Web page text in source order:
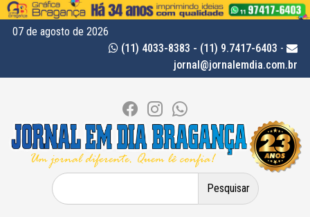
07 de agosto de 2026
(11) 4033-8383 - (11) 9.7417-6403 -
jornal@jornalemdia.com.br
Pesquisar
por: